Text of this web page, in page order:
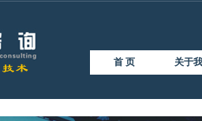
首 页 关于